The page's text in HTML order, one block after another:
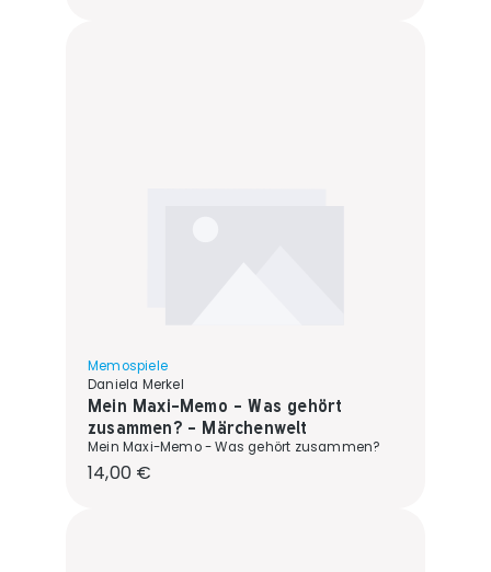
Memospiele
Daniela Merkel
Mein Maxi-Memo - Was gehört
zusammen? - Märchenwelt
Mein Maxi-Memo - Was gehört zusammen?
Regulärer Preis:
14,00 €